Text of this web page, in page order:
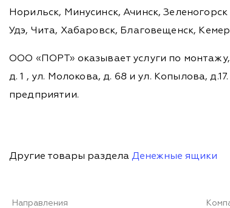
Норильск, Минусинск, Ачинск,
Удэ, Чита, Хабаровск, Благовещенск,
ООО «ПОРТ» оказывает услуги по
д. 1 , ул. Молокова, д. 68 и ул. Копылова,
предприятии.
Другие товары раздела Денежные ящики
Направления